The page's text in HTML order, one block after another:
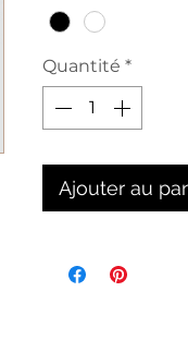
Quantité *
Ajouter au